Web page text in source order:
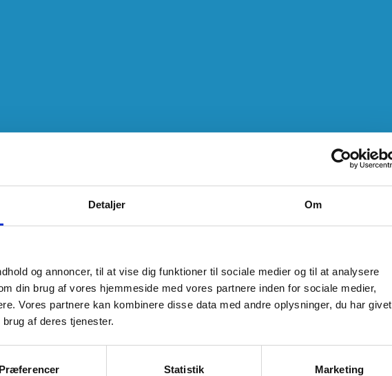
Detaljer Om
og annoncer, til at vise dig funktioner til sociale medier og til at analysere
din brug af vores hjemmeside med vores partnere inden for sociale medier,
Vores partnere kan kombinere disse data med andre oplysninger, du har givet
af deres tjenester.
Præferencer Statistik Marketing